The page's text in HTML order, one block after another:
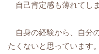
自己肯定感も薄れてしま
自身の経験から、自分
たくないと思っています。